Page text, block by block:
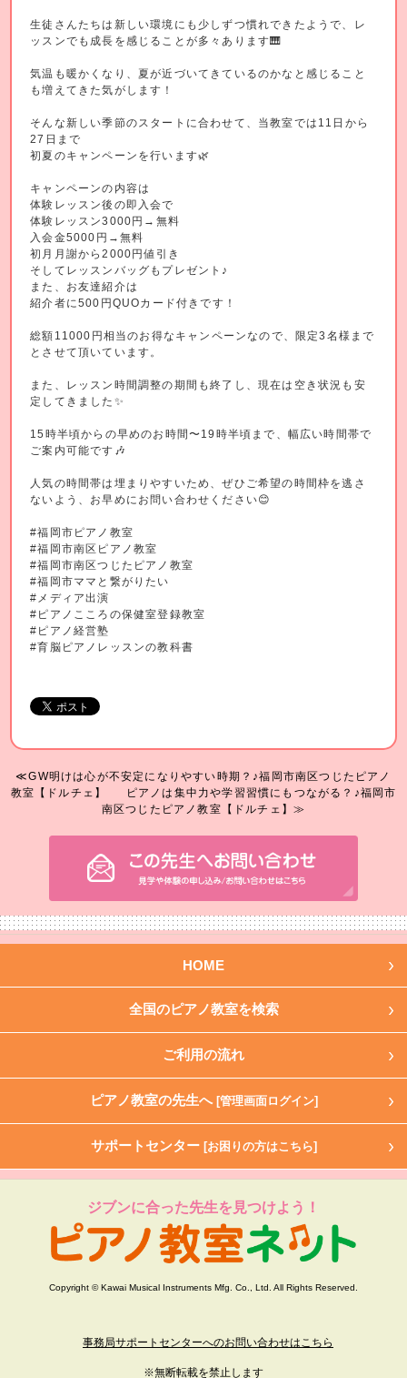
生徒さんたちは新しい環境にも少しずつ慣れできたようで、レ
ッスンでも成長を感じることが多々あります🎹
気温も暖かくなり、夏が近づいてきているのかなと感じること
も増えてきた気がします！
そんな新しい季節のスタートに合わせて、当教室では11日から
27日まで
初夏のキャンペーンを行います🌿
キャンペーンの内容は
体験レッスン後の即入会で
体験レッスン3000円→無料
入会金5000円→無料
初月月謝から2000円値引き
そしてレッスンバッグもプレゼント♪
また、お友達紹介は
紹介者に500円QUOカード付きです！
総額11000円相当のお得なキャンペーンなので、限定3名様まで
とさせて頂いています。
また、レッスン時間調整の期間も終了し、現在は空き状況も安
定してきました✨
15時半頃からの早めのお時間〜19時半頃まで、幅広い時間帯で
ご案内可能です🎶
人気の時間帯は埋まりやすいため、ぜひご希望の時間枠を逃さ
ないよう、お早めにお問い合わせください😊
#福岡市ピアノ教室
#福岡市南区ピアノ教室
#福岡市南区つじたピアノ教室
#福岡市ママと繋がりたい
#メディア出演
#ピアノこころの保健室登録教室
#ピアノ経営塾
#育脳ピアノレッスンの教科書
≪GW明けは心が不安定になりやすい時期？♪福岡市南区つじたピアノ
教室【ドルチェ】
ピアノは集中力や学習習慣にもつながる？♪福岡市
南区つじたピアノ教室【ドルチェ】≫
HOME
全国のピアノ教室を検索
ご利用の流れ
ピアノ教室の先生へ [管理画面ログイン]
サポートセンター [お困りの方はこちら]
ジブンに合った先生を見つけよう！
Copyright © Kawai Musical Instruments Mfg. Co., Ltd. All Rights Reserved.
事務局サポートセンターへのお問い合わせはこちら
※無断転載を禁止します